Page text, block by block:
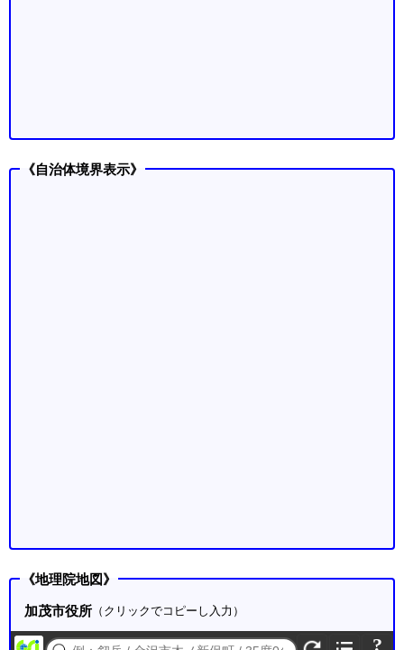
《自治体境界表示》
《地理院地図》
加茂市役所 （クリックでコピーし入力）